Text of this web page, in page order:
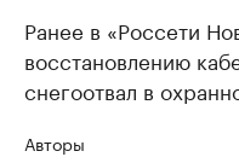
Ранее в «Россети
восстановлению
снегоотвал в
Авторы